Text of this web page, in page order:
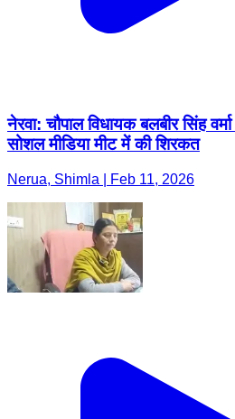
नेरवा: चौपाल विधायक बलबीर सिंह
सोशल मीडिया मीट में की शिरकत
Nerua, Shimla | Feb 11, 2026